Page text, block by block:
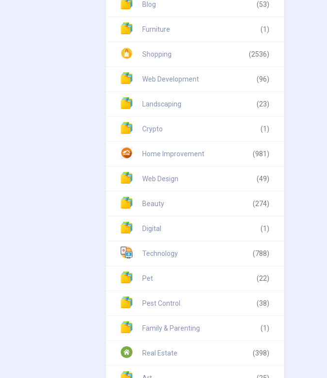
Blog (53)
Furniture (1)
Shopping (2536)
Web Development (96)
Landscaping (23)
Crypto (1)
Home Improvement (981)
Web Design (49)
Beauty (274)
Digital (1)
Technology (788)
Pet (22)
Pest Control (38)
Family & Parenting (1)
Real Estate (398)